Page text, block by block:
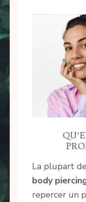
La plupart
body
repercer un